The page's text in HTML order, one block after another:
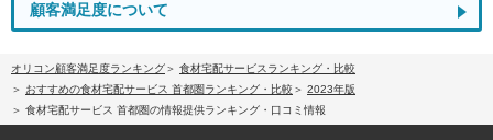
顧客満足度について
オリコン顧客満足度ランキング
食材宅配サービスランキング・比較
おすすめの食材宅配サービス 首都圏ランキング・比較
2023年版
食材宅配サービス 首都圏の情報提供ランキング・口コミ情報